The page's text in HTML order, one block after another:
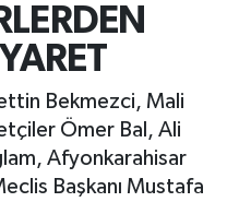
Bekmezci, Mali
Ömer Bal, Ali
Afyonkarahisar
Başkanı Mustafa